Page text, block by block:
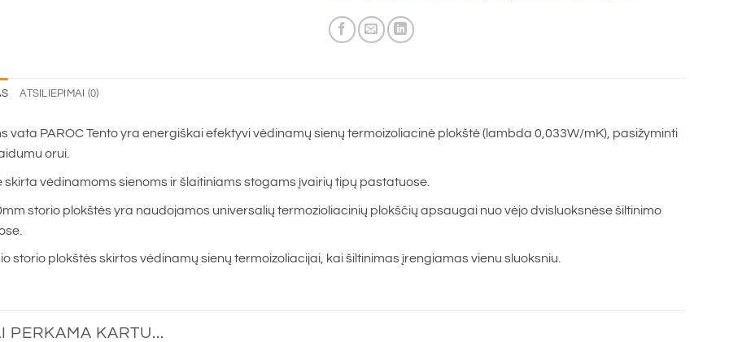
ATSILIEPIMAI (0)
vata PAROC Tento yra energiškai efektyvi vėdinamų sienų termoizoliacinė plokštė (lambda 0,033W/mK), pasižyminti
orui.
skirta vėdinamoms sienoms ir šlaitiniams stogams įvairių tipų pastatuose.
storio plokštės yra naudojamos universalių termozioliacinių plokščių apsaugai nuo vėjo dvisluoksnėse šiltinimo
storio plokštės skirtos vėdinamų sienų termoizoliacijai, kai šiltinimas įrengiamas vienu sluoksniu.
PERKAMA KARTU...